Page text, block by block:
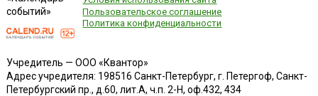
событий»
Пользовательское соглашение
Политика конфиденциальности
Учредитель — ООО «Квантор»
Адрес учредителя: 198516 Санкт-Петербург, г. Петергоф, Санкт-
Петербургский пр., д.60, лит.А, ч.п. 2-Н, оф.432, 434